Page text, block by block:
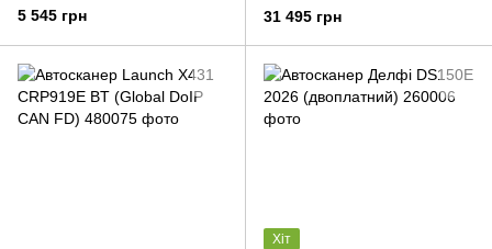
5 545 грн 31 495 грн
Хіт